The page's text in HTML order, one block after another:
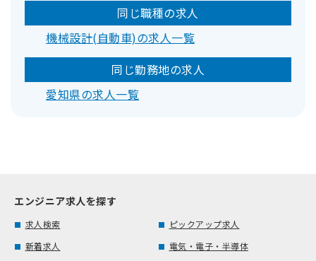
同じ職種の求人
機械設計(自動車)の求人一覧
同じ勤務地の求人
愛知県の求人一覧
エンジニア求人を探す
求人検索
ピックアップ求人
新着求人
電気・電子・半導体